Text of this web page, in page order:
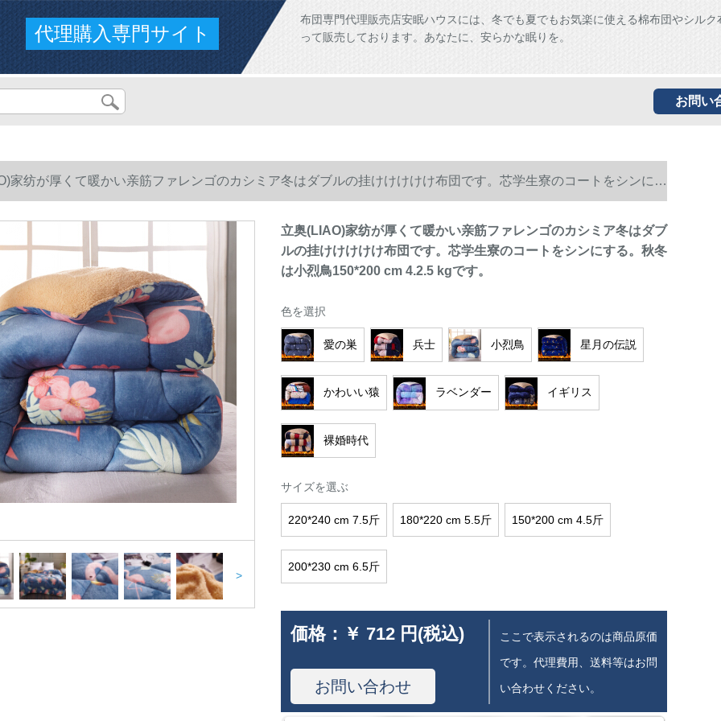
代理購入専門サイト
布団専門代理販売店安眠ハウスには、冬でも夏でもお気楽に使える棉布団やシルク
って販売しております。あなたに、安らかな眠りを。
お問い
家纺が厚くて暖かい亲筋ファレンゴのカシミア冬はダブルの挂けけけけけ布団です。芯学生寮のコートをシンにす
烈鳥150*200 cm 4.2.5 kgです。
>
立奥(LIAO)家纺が厚くて暖かい亲筋ファレンゴのカシミア冬はダブ
ルの挂けけけけけ布団です。芯学生寮のコートをシンにする。秋冬
は小烈鳥150*200 cm 4.2.5 kgです。
色を選択
愛の巣 兵士 小烈鳥 星月の伝説
かわいい猿 ラベンダー イギリス
裸婚時代
サイズを選ぶ
220*240 cm 7.5斤 180*220 cm 5.5斤 150*200 cm 4.5斤
200*230 cm 6.5斤
価格： ￥ 712 円(税込)
お問い合わせ
ここで表示されるのは商品原価
です。代理費用、送料等はお問
い合わせください。